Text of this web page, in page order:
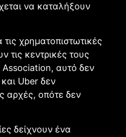
να καταλήξουν
χρηματοπιστωτικές
τις κεντρικές τους
Association, αυτό δεν
Uber δεν
αρχές, οπότε δεν
δείχνουν ένα